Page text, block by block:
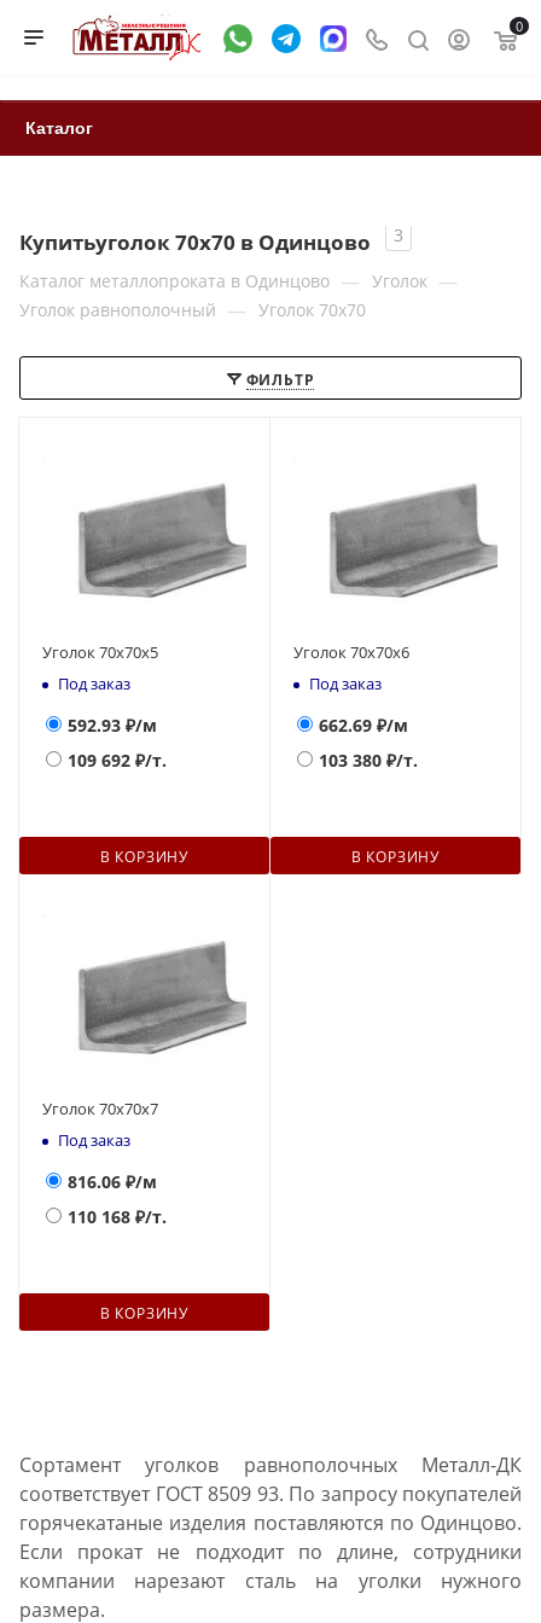
0
Каталог
Купитьуголок 70х70 в Одинцово
3
Каталог металлопроката в Одинцово — Уголок —
Уголок равнополочный — Уголок 70х70
ФИЛЬТР
Уголок 70х70х5
Под заказ
592.93 ₽/м
109 692 ₽/т.
В КОРЗИНУ
Уголок 70х70х6
Под заказ
662.69 ₽/м
103 380 ₽/т.
В КОРЗИНУ
Уголок 70х70х7
Под заказ
816.06 ₽/м
110 168 ₽/т.
В КОРЗИНУ
Сортамент уголков равнополочных Металл-ДК
соответствует ГОСТ 8509 93. По запросу покупателей
горячекатаные изделия поставляются по Одинцово.
Если прокат не подходит по длине, сотрудники
компании нарезают сталь на уголки нужного
размера.